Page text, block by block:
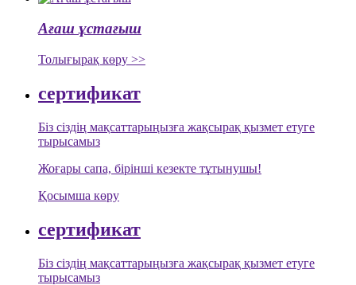
Ағаш ұстағыш
Толығырақ көру >>
сертификат
Біз сіздің мақсаттарыңызға жақсырақ қызмет етуге
тырысамыз
Жоғары сапа, бірінші кезекте тұтынушы!
Қосымша көру
сертификат
Біз сіздің мақсаттарыңызға жақсырақ қызмет етуге
тырысамыз